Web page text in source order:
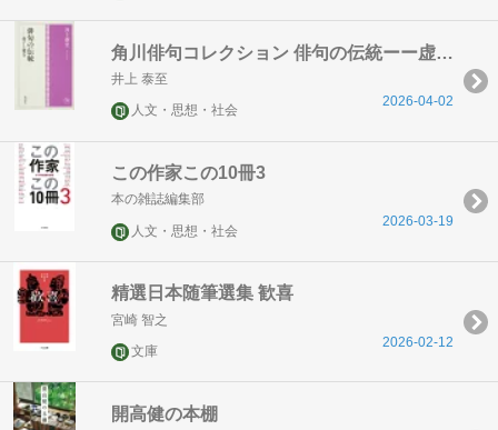
角川俳句コレクション 俳句の伝統ーー虚子と健吉
井上 泰至
人文・思想・社会
2026-04-02
この作家この10冊3
本の雑誌編集部
人文・思想・社会
2026-03-19
精選日本随筆選集 歓喜
宮崎 智之
文庫
2026-02-12
開高健の本棚